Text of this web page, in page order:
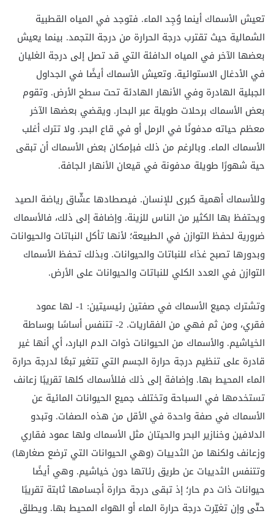
تعيش الأسماك أينما وُجِد الماء. فتوجد في المياه القطبية
الشمالية حيث تقترب درجة الحرارة من درجة التجمد. بينما يعيش
بعضها الآخر في المياه الدافئة التي قد تصل إلى درجة الغليان
في الأدغال الاستوائية. وتعيش الأسماك أيضًا في الجداول
الجبلية الهادرة وفي الأنهار الهادئة تحت سطح الأرض. وتقوم
بعض الأسماك برحلات طويلة عبر البحار. ويقضي بعضها الآخر
معظم حياته مدفونًا في الرمل أو في قاع البحر. ولا تترك أغلب
الأسماك الماء. وبالرغم من ذلك فبإمكان بعض الأسماك أن تبقى
حية شهورًا طويلة مدفونة في قيعان الأنهار الجافة.
وللأسماك أهمية كبرى للإنسان. فيصطادها عشّاق رياضة الصيد
ويحتفظ بها الكثير من الناس للزينة. وإضافة إلى ذلك، فالأسماك
ضرورية لحفظ التوازن في الطبيعة؛ لأنها تأكل النباتات والحيوانات
وبدورها تصبح غذاء للنباتات والحيوانات. وبذلك تحفظ الأسماك
التوازن في العدد الكلي للنباتات والحيوانات على الأرض.
وتشترك جميع الأسماك في صفتين رئيسيتين: 1- لها عمود
فقري، ومن ثم فهي من الفقاريات. 2- تتنفس أساسًا بوساطة
الخياشيم. والأسماك من الحيوانات ذوات الدم البارد، أي أنها غير
قادرة على تنظيم درجة حرارة الجسم التي تتغير تبعًا لدرجة حرارة
الماء المحيط بها. وإضافة إلى ذلك فللأسماك كلها تقريبًا زعانف
تستخدمها في السباحة وتختلف جميع الحيوانات المائية عن
الأسماك في صفة واحدة في الأقل من هذه الصفات. وتبدو
الدلافين وخنازير البحر والحيتان مثل الأسماك ولها عمود فقاري
وزعانف ولكنها من الثدييات (وهي الحيوانات التي ترضع صغارها)
وتتنفس الثدييات عن طريق رئاتها دون خياشيم. وهي أيضًا
حيوانات ذات دم حار؛ إذ تبقى درجة حرارة أجسامها ثابتة تقريبًا
حتّى وإن تغيّرت درجة حرارة الماء أو الهواء المحيط بها. ويطلق